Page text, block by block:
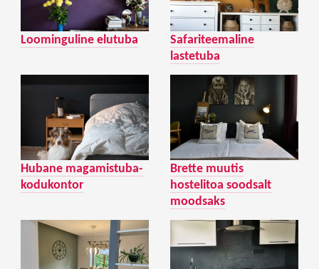
Loominguline elutuba
Safariteemaline
lastetuba
Hubane magamistuba-
kodukontor
Brette muutis
hostelitoa soodsalt
moodsaks